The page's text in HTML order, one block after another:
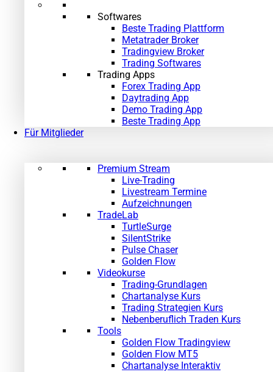
Softwares
Beste Trading Plattform
Metatrader Broker
Tradingview Broker
Trading Softwares
Trading Apps
Forex Trading App
Daytrading App
Demo Trading App
Beste Trading App
Für Mitglieder
Premium Stream
Live-Trading
Livestream Termine
Aufzeichnungen
TradeLab
TurtleSurge
SilentStrike
Pulse Chaser
Golden Flow
Videokurse
Trading-Grundlagen
Chartanalyse Kurs
Trading Strategien Kurs
Nebenberuflich Traden Kurs
Tools
Golden Flow Tradingview
Golden Flow MT5
Chartanalyse Interaktiv